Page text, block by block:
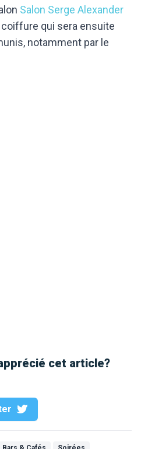
Salon Serge Alexander
qui sera ensuite
notamment par le
cet article?